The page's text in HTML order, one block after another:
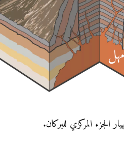
الجزء المركزي للبركان.